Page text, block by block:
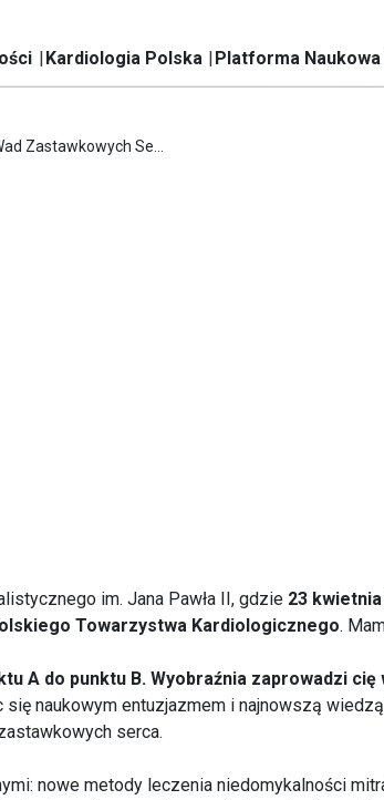
Kardiologia Polska Platforma Naukowa
Zastawkowych Se...
im. Jana Pawła II, gdzie 23
Towarzystwa Kardiologicznego.
A do punktu B. Wyobraźnia zaprowadzi cię
naukowym entuzjazmem i najnowszą
serca.
nowe metody leczenia niedomykalności